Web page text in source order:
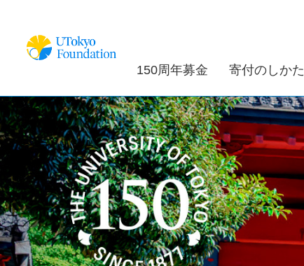
150周年募金 寄付のしかた